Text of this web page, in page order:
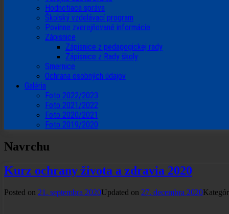
Hodnotiaca správa
Školský vzdelávací program
Povinne zverejňované informácie
Zápisnice
Zápisnice z pedagogickej rady
Zápisnice z Rady školy
Smernice
Ochrana osobných údajov
Galéria
Foto 2022/2023
Foto 2021/2022
Foto 2020/2021
Foto 2019/2020
Navrchu
Kurz ochrany života a zdravia 2020
Posted on 21. septembra 2020Updated on 27. decembra 2020